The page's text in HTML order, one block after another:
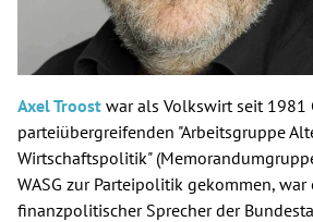
Axel Troost war als Volkswirt seit 1981
parteiübergreifenden "Arbeitsgruppe
Wirtschaftspolitik"
WASG zur Parteipolitik gekommen,
finanzpolitischer Sprecher der